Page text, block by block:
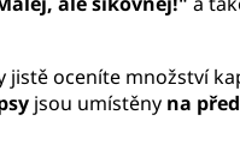
oceníte množství
jsou umístěny na